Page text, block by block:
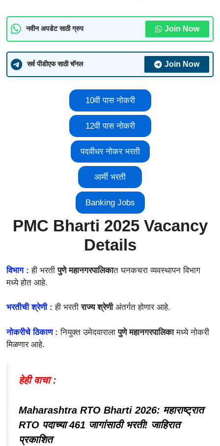
नवीन अपडेट साठी ग्रुप Join Now
सर्व पीडीएफ साठी चॅनल Join Now
10वी पास नोकरी
12वी पास नोकरी
पदवीधर नोकर भरती
आर्मी भरती
Banking Jobs
PMC Bharti 2025 Vacancy
Details
विभाग :ही भरती पुणे महानगरपालिकात घनकचरा व्यवस्थापन विभाग
मध्ये होत आहे.
भरतीची श्रेणी :ही भरतीराज्य श्रेणी अंतर्गत होणार आहे.
नोकरीचे ठिकाण :नियुक्त उमेदवाराला पुणे महानगरपालिकामध्ये नोकरी
मिळणार आहे.
हेही वाचा :
Maharashtra RTO Bharti 2026: महाराष्ट्रात
RTO पदाच्या 461 जागांसाठी भरती! जाहिरात
प्रकाशित